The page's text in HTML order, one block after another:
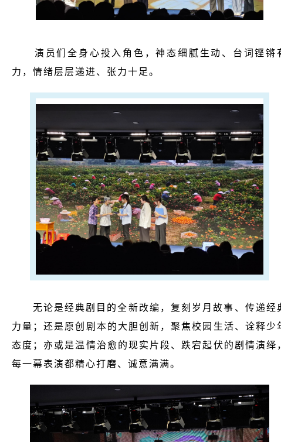
演员们全身心投入角色，神态细腻生动、台词铿锵
力，情绪层层递进、张力十足。
无论是经典剧目的全新改编，复刻岁月故事、传递经
力量；还是原创剧本的大胆创新，聚焦校园生活、诠释少
态度；亦或是温情治愈的现实片段、跌宕起伏的剧情演绎
每一幕表演都精心打磨、诚意满满。